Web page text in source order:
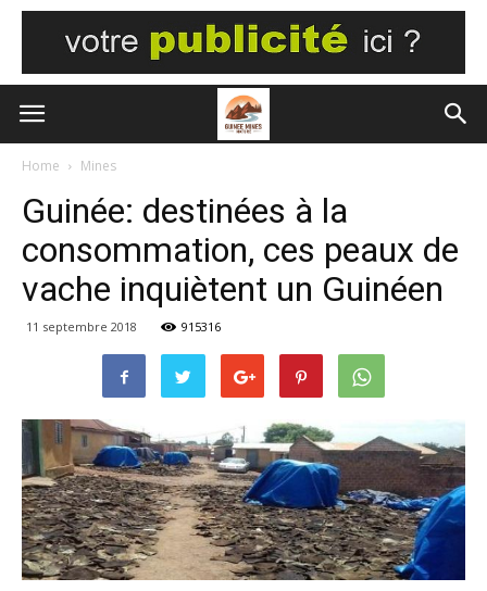
Home Mines
Guinée: destinées à la
consommation, ces peaux de
vache inquiètent un Guinéen
11 septembre 2018 915316